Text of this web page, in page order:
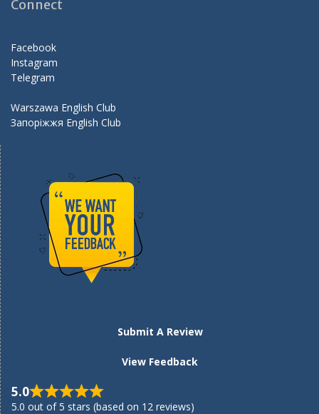
k
Connect
Facebook
Instagram
Telegram
Warszawa English Club
Запоріжжя English Club
Submit A Review
View Feedback
5.0
5.0 out of 5 stars (based on 12 reviews)